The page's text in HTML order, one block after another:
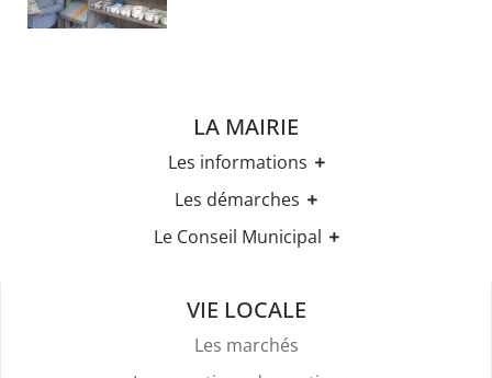
LA MAIRIE
Les informations
Les horaires
Les élections
Stationnement
Les démarches
Etat-civil
Recensement militaire
Mariage & Pacs
Livret de Famille
Légalisation de signature
Le Conseil Municipal
VIE LOCALE
Les marchés